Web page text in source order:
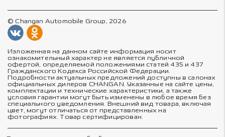
© Changan Automobile Group, 2026
Изложенная на данном сайте информация носит
ознакомительный характер не является публичной
офертой, определяемой положениями статей 435 и 437
Гражданского Кодекса Российской Федерации.
Подробности актуальных предложений доступны в салонах
официальных дилеров CHANGAN. Указанные на сайте цены,
комплектации и технические характеристики, а также
условия гарантии могут быть изменены в любое время без
специального уведомления. Внешний вид товара, включая
цвет, могут отличаться от представленных на
фотографиях. Товар сертифицирован.